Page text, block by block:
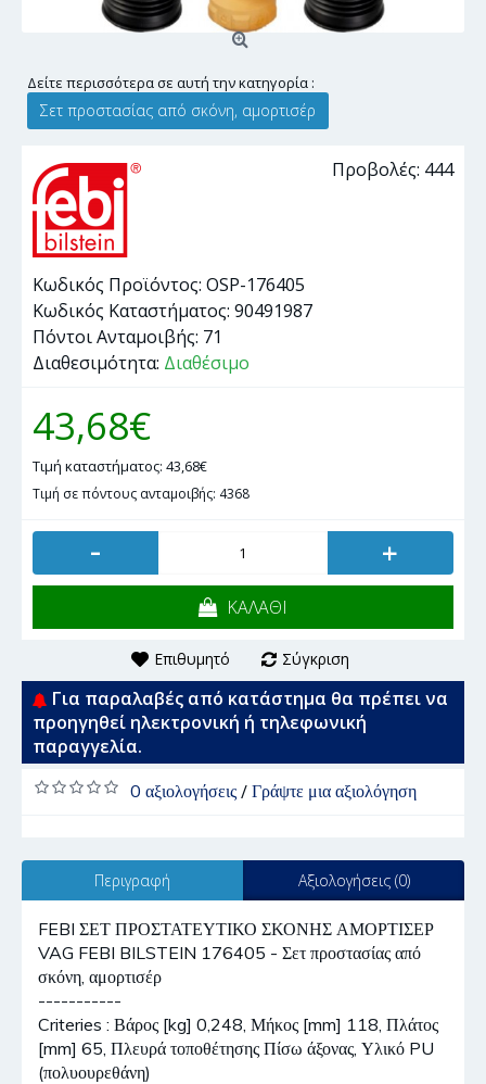
Δείτε περισσότερα σε αυτή την κατηγορία :
Σετ προστασίας από σκόνη, αμορτισέρ
Προβολές: 444
Κωδικός Προϊόντος: OSP-176405
Κωδικός Καταστήματος: 90491987
Πόντοι Ανταμοιβής: 71
Διαθεσιμότητα: Διαθέσιμο
43,68€
Τιμή καταστήματος: 43,68€
Τιμή σε πόντους ανταμοιβής: 4368
- +
ΚΑΛΑΘΙ
Επιθυμητό Σύγκριση
Για παραλαβές από κατάστημα θα πρέπει να
προηγηθεί ηλεκτρονική ή τηλεφωνική
παραγγελία.
0 αξιολογήσεις/ Γράψτε μια αξιολόγηση
Περιγραφή Αξιολογήσεις (0)
FEBI ΣΕΤ ΠΡΟΣΤΑΤΕΥΤΙΚΟ ΣΚΟΝΗΣ ΑΜΟΡΤΙΣΕΡ
VAG FEBI BILSTEIN 176405 - Σετ προστασίας από
σκόνη, αμορτισέρ
-----------
Criteries : Βάρος [kg] 0,248, Μήκος [mm] 118, Πλάτος
[mm] 65, Πλευρά τοποθέτησης Πίσω άξονας, Υλικό PU
(πολυουρεθάνη)